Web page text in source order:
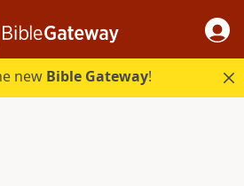
new Bible Gateway!